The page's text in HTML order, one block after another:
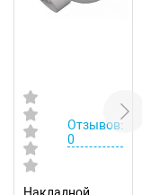
Отзывов:
0
Накладной